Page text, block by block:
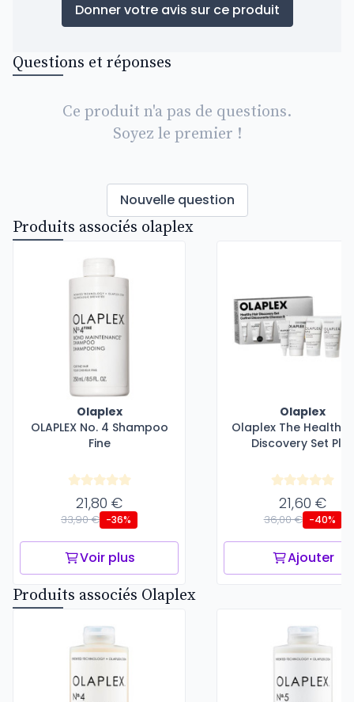
Donner votre avis sur ce produit
Questions et réponses
Ce produit n'a pas de questions.
Soyez le premier !
Nouvelle question
Produits associés olaplex
Olaplex
OLAPLEX No. 4 Shampoo
Fine
21,80 €
33,90 € -36%
Voir plus
Olaplex
Olaplex The Healthy
Discovery Set Plus
21,60 €
36,00 € -40%
Ajouter
Produits associés Olaplex